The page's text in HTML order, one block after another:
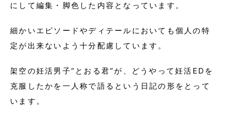
にして編集・脚色した内容となっています。
細かいエピソードやディテールにおいても個人の特
定が出来ないよう十分配慮しています。
架空の妊活男子“とおる君”が、どうやって妊活EDを
克服したかを一人称で語るという日記の形をとって
います。